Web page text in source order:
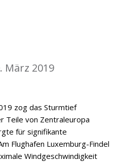
März 2019
zog das Sturmtief
Teile von Zentraleuropa
für signifikante
Flughafen Luxemburg-Findel
Windgeschwindigkeit